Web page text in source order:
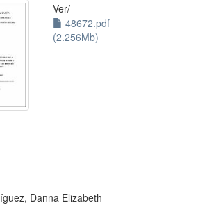
Ver/
48672.pdf
(2.256Mb)
Danna Elizabeth